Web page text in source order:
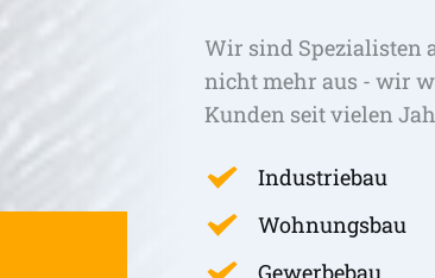
Wir sind Spezialisten
nicht mehr aus - wir
Kunden seit vielen
Industriebau
Wohnungsbau
Gewerbebau